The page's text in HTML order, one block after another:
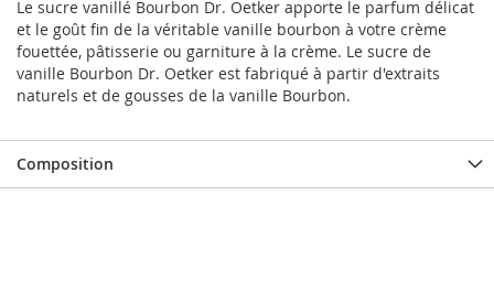
Le sucre vanillé Bourbon Dr. Oetker apporte le parfum délicat
et le goût fin de la véritable vanille bourbon à votre crème
fouettée, pâtisserie ou garniture à la crème. Le sucre de
vanille Bourbon Dr. Oetker est fabriqué à partir d'extraits
naturels et de gousses de la vanille Bourbon.
Composition